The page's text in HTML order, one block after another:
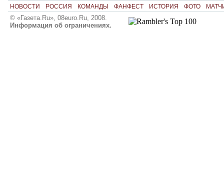
НОВОСТИ РОССИЯ КОМАНДЫ ФАНФЕСТ ИСТОРИЯ ФОТО
© «Газета.Ru», 08euro.Ru, 2008.
Информация об ограничениях.